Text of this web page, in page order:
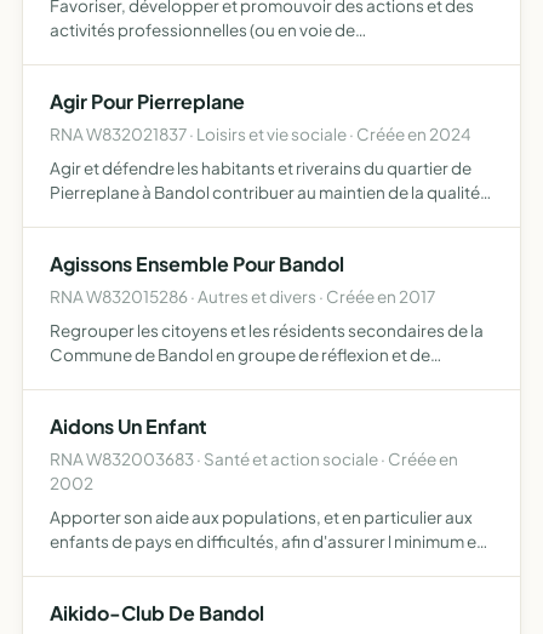
Favoriser, développer et promouvoir des actions et des
activités professionnelles (ou en voie de
et des femmes qu…
Agir Pour Pierreplane
RNA W832021837 · Loisirs et vie sociale · Créée en 2024
Agir et défendre les habitants et riverains du quartier de
Pierreplane à Bandol contribuer au maintien de la qualité
Agissons Ensemble Pour Bandol
RNA W832015286 · Autres et divers · Créée en 2017
Regrouper les citoyens et les résidents secondaires de la
Commune de Bandol en groupe de réflexion et de
t…
Aidons Un Enfant
RNA W832003683 · Santé et action sociale · Créée en
2002
Apporter son aide aux populations, et en particulier aux
enfants de pays en difficultés, afin d'assurer l minimum en
Aikido-Club De Bandol